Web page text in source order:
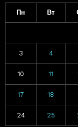
Пн Вт
3 4
10 11
17 18
24 25